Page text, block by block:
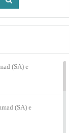
(SA) e
(SA) e